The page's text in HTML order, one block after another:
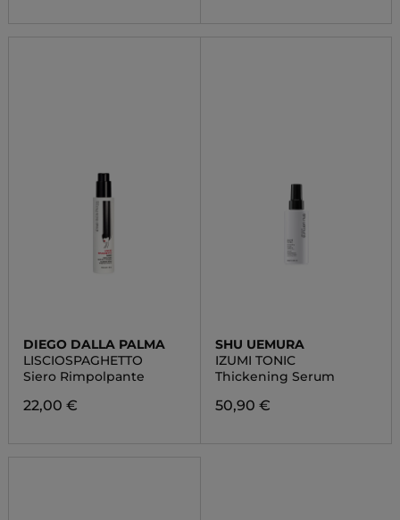
DIEGO DALLA PALMA
LISCIOSPAGHETTO
Siero Rimpolpante
22,00 €
SHU UEMURA
IZUMI TONIC
Thickening Serum
50,90 €